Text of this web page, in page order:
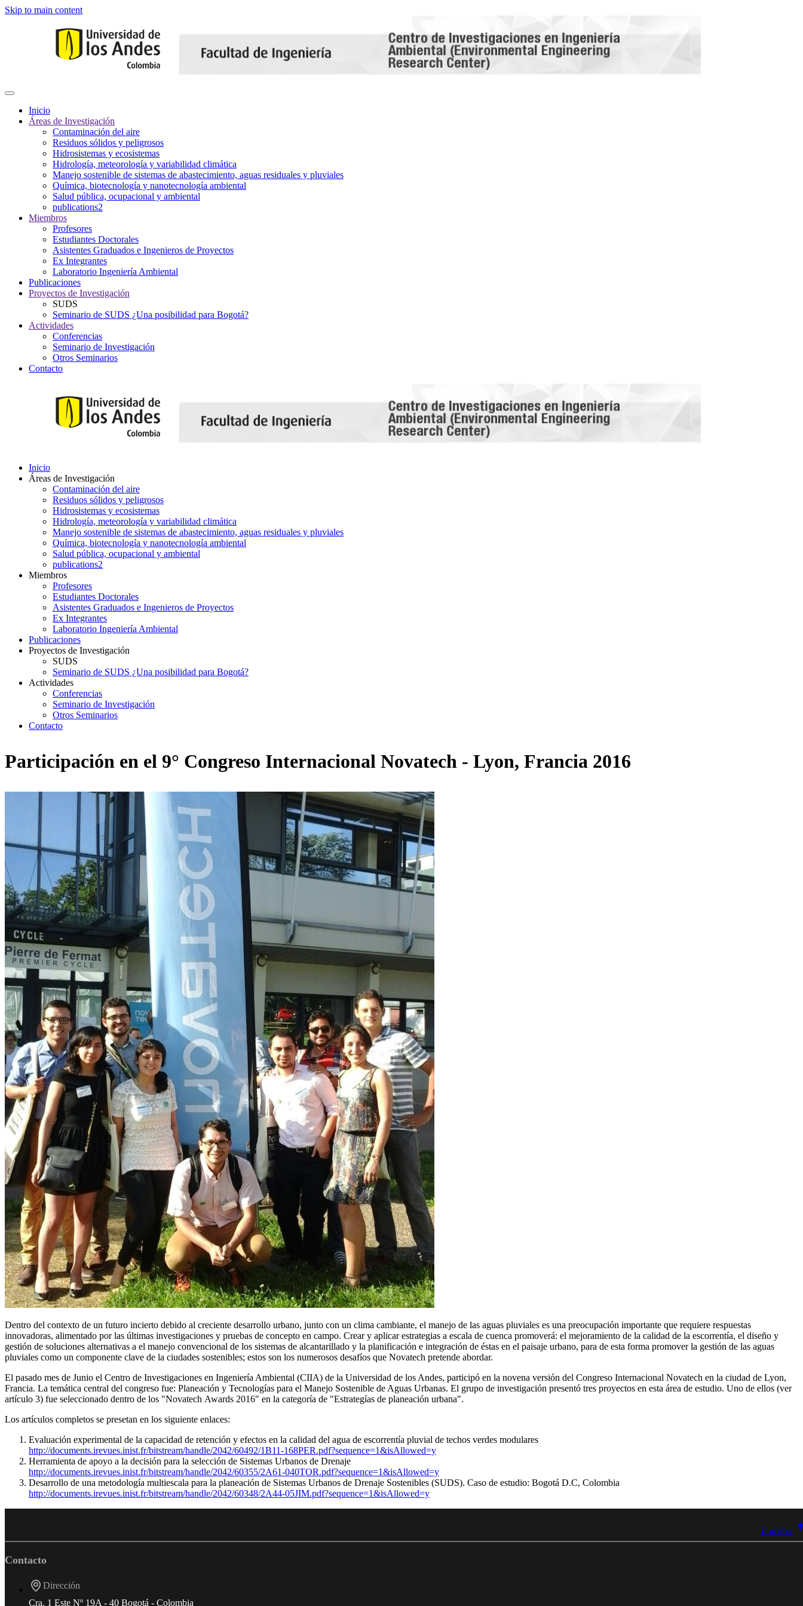
Skip to main content
Inicio
Áreas de Investigación
Contaminación del aire
Residuos sólidos y peligrosos
Hidrosistemas y ecosistemas
Hidrología, meteorología y variabilidad climática
Manejo sostenible de sistemas de abastecimiento, aguas residuales y pluviales
Química, biotecnología y nanotecnología ambiental
Salud pública, ocupacional y ambiental
publications2
Miembros
Profesores
Estudiantes Doctorales
Asistentes Graduados e Ingenieros de Proyectos
Ex Integrantes
Laboratorio Ingeniería Ambiental
Publicaciones
Proyectos de Investigación
SUDS
Seminario de SUDS ¿Una posibilidad para Bogotá?
Actividades
Conferencias
Seminario de Investigación
Otros Seminarios
Contacto
Inicio
Áreas de Investigación
Contaminación del aire
Residuos sólidos y peligrosos
Hidrosistemas y ecosistemas
Hidrología, meteorología y variabilidad climática
Manejo sostenible de sistemas de abastecimiento, aguas residuales y pluviales
Química, biotecnología y nanotecnología ambiental
Salud pública, ocupacional y ambiental
publications2
Miembros
Profesores
Estudiantes Doctorales
Asistentes Graduados e Ingenieros de Proyectos
Ex Integrantes
Laboratorio Ingeniería Ambiental
Publicaciones
Proyectos de Investigación
SUDS
Seminario de SUDS ¿Una posibilidad para Bogotá?
Actividades
Conferencias
Seminario de Investigación
Otros Seminarios
Contacto
Participación en el 9° Congreso Internacional Novatech - Lyon, Francia 2016
Dentro del contexto de un futuro incierto debido al creciente desarrollo urbano, junto con un clima cambiante, el manejo de las aguas pluviales es una preocupación importante que requiere respuestas
innovadoras, alimentado por las últimas investigaciones y pruebas de concepto en campo. Crear y aplicar estrategias a escala de cuenca promoverá: el mejoramiento de la calidad de la escorrentía, el diseño y
gestión de soluciones alternativas a el manejo convencional de los sistemas de alcantarillado y la planificación e integración de éstas en el paisaje urbano, para de esta forma promover la gestión de las aguas
pluviales como un componente clave de la ciudades sostenibles; estos son los numerosos desafíos que Novatech pretende abordar.
El pasado mes de Junio el Centro de Investigaciones en Ingeniería Ambiental (CIIA) de la Universidad de los Andes, participó en la novena versión del Congreso Internacional Novatech en la ciudad de Lyon,
Francia. La temática central del congreso fue: Planeación y Tecnologías para el Manejo Sostenible de Aguas Urbanas. El grupo de investigación presentó tres proyectos en esta área de estudio. Uno de ellos (ver
artículo 3) fue seleccionado dentro de los "Novatech Awards 2016" en la categoría de "Estrategías de planeación urbana".
Los artículos completos se presetan en los siguiente enlaces:
Evaluación experimental de la capacidad de retención y efectos en la calidad del agua de escorrentía pluvial de techos verdes modulares
http://documents.irevues.inist.fr/bitstream/handle/2042/60492/1B11-168PER.pdf?sequence=1&isAllowed=y
Herramienta de apoyo a la decisión para la selección de Sistemas Urbanos de Drenaje
http://documents.irevues.inist.fr/bitstream/handle/2042/60355/2A61-040TOR.pdf?sequence=1&isAllowed=y
Desarrollo de una metodología multiescala para la planeación de Sistemas Urbanos de Drenaje Sostenibles (SUDS). Caso de estudio: Bogotá D.C, Colombia
http://documents.irevues.inist.fr/bitstream/handle/2042/60348/2A44-05JIM.pdf?sequence=1&isAllowed=y
Ir arriba
Contacto
Dirección
Cra. 1 Este Nº 19A - 40 Bogotá - Colombia